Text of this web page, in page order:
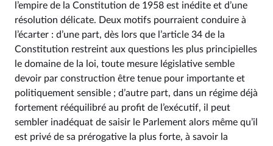
l’empire de la Constitution de 1958 est inédite et d’une
résolution délicate. Deux motifs pourraient conduire à
l’écarter : d’une part, dès lors que l’article 34 de la
Constitution restreint aux questions les plus principielles
le domaine de la loi, toute mesure législative semble
devoir par construction être tenue pour importante et
politiquement sensible ; d’autre part, dans un régime déjà
fortement rééquilibré au profit de l’exécutif, il peut
sembler inadéquat de saisir le Parlement alors même qu’il
est privé de sa prérogative la plus forte, à savoir la